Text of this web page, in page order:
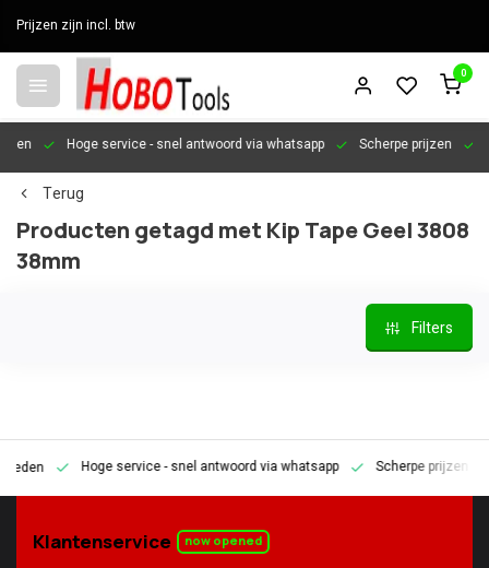
Prijzen zijn incl. btw
0
Hoge service- snel antwoord via whatsapp Scherpe prijzen
Terug
Producten getagd met Kip Tape Geel 3808
38mm
Filters
Hoge service- snel antwoord via whatsapp Scherpe prijzen
Klantenservice now opened